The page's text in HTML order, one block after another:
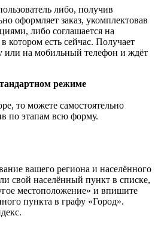
либо, получив
оформляет заказ, укомплектовав
либо соглашается на
котором есть сейчас. Получает
или на мобильный телефон и ждёт
режиме
то можете самостоятельно
по этапам всю форму.
вашего региона и населённого
свой населённый пункт в списке,
местоположение» и впишите
пункта в графу «Город».